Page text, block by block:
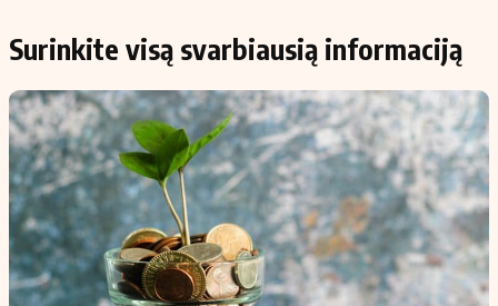
Surinkite visą svarbiausią informaciją